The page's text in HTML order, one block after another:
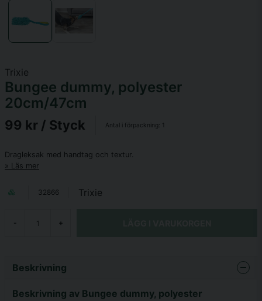
Trixie
Bungee dummy, polyester
20cm/47cm
99 kr / Styck Antal i förpackning: 1
Dragleksak med handtag och textur.
Läs mer
32866 Trixie
- +
Beskrivning
Beskrivning av Bungee dummy, polyester